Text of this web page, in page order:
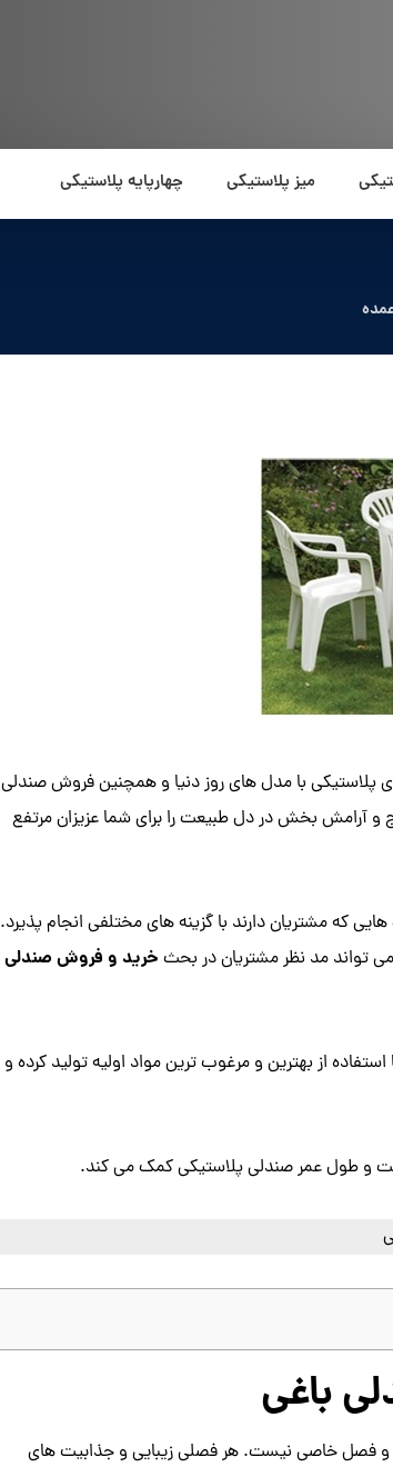
میز پلاستیکی چهارپایه پلاستیکی
پلاستیکی با مدل های روز دنیا و همچنین فروش صندلی
آرامش بخش در دل طبیعت را برای شما عزیزان مرتفع
که مشتریان دارند با گزینه های مختلفی انجام پذیرد.
تواند مد نظر مشتریان در بحث خرید و فروش صندلی
از بهترین و مرغوب ترین مواد اولیه تولید کرده و
و طول عمر صندلی پلاستیکی کمک می کند.
باغی
و فصل خاصی نیست. هر فصلی زیبایی و جذابیت های